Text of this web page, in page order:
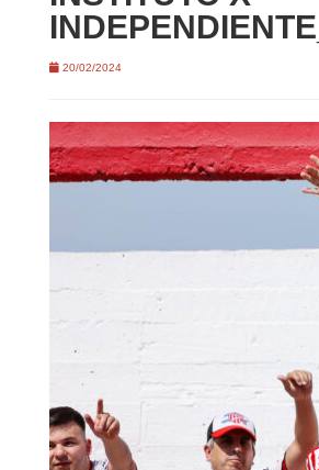
INDEPENDIENTE_
20/02/2024